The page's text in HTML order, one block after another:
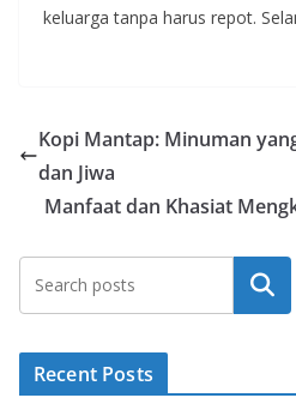
keluarga tanpa harus repot.
Kopi Mantap: Minuman
dan Jiwa
Manfaat dan Khasiat
Search
Recent Posts